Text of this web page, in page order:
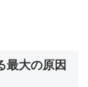
最大の原因